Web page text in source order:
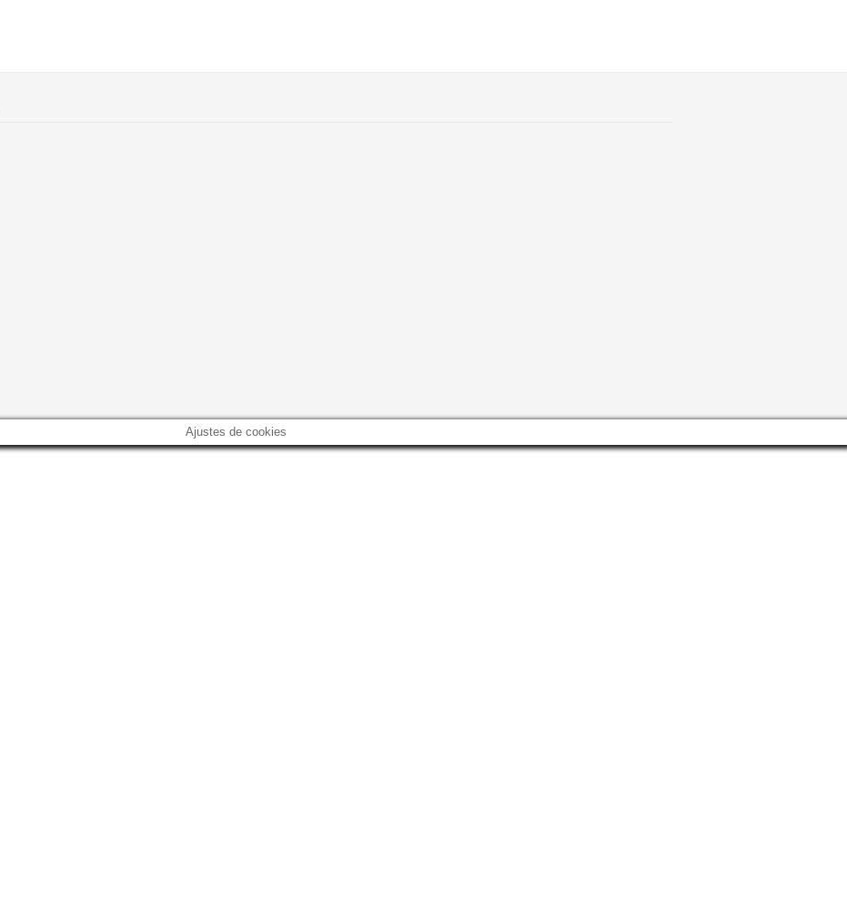
Ajustes de cookies